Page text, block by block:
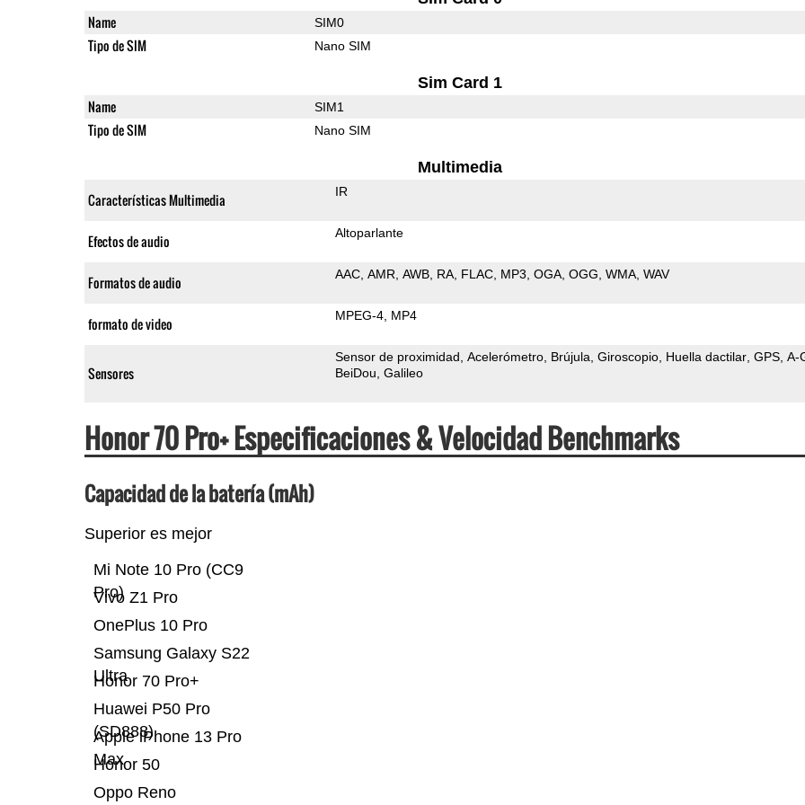
Name SIM0
Tipo de SIM Nano SIM
Sim Card 1
Name SIM1
Tipo de SIM Nano SIM
Multimedia
Características Multimedia IR
Efectos de audio Altoparlante
Formatos de audio AAC AMR AWB RA FLAC MP3 OGA OGG WMA WAV
formato de video MPEG-4 MP4
Sensores
Sensor de proximidad Acelerómetro Brújula Giroscopio Huella dactilar GPS A-
BeiDou Galileo
Honor 70 Pro+ Especificaciones & Velocidad Benchmarks
Capacidad de la batería (mAh)
Superior es mejor
Oppo Reno
Honor 50
Apple iPhone 13 Pro
Max
Huawei P50 Pro
(SD888)
Honor 70 Pro+
Samsung Galaxy S22
Ultra
OnePlus 10 Pro
Vivo Z1 Pro
Mi Note 10 Pro (CC9
Pro)